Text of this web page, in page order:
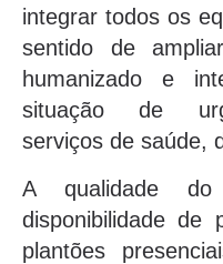
integrar todos os
sentido de
humanizado e
situação de
serviços de saúde,
A qualidade
disponibilidade de
plantões